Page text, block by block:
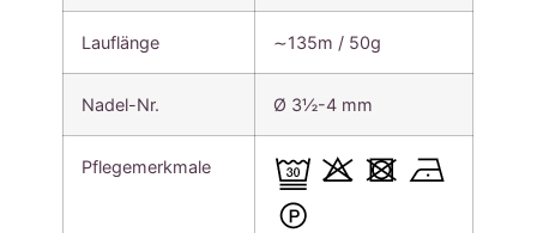
Lauflänge ∼135m / 50g
Nadel-Nr. Ø 3½-4 mm
Pflegemerkmale